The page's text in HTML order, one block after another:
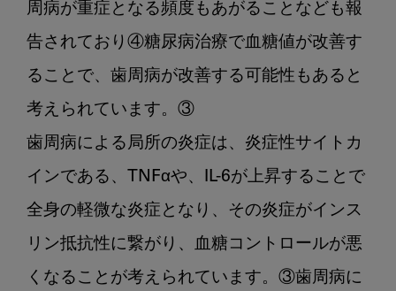
周病が重症となる頻度もあがることなども報
告されており④糖尿病治療で血糖値が改善す
ることで、歯周病が改善する可能性もあると
考えられています。③
歯周病による局所の炎症は、炎症性サイトカ
インである、TNFαや、IL-6が上昇することで
全身の軽微な炎症となり、その炎症がインス
リン抵抗性に繋がり、血糖コントロールが悪
くなることが考えられています。③歯周病に